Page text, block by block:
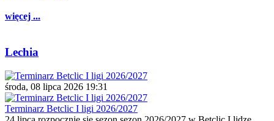
więcej ...
Lechia
środa, 08 lipca 2026 19:31
Terminarz Betclic I ligi 2026/2027